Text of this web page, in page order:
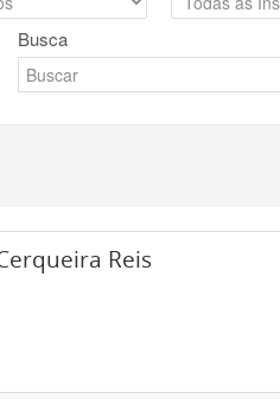
Busca
Reis